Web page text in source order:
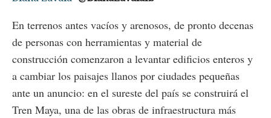
En terrenos antes vacíos y arenosos, de pronto decenas
de personas con herramientas y material de
construcción comenzaron a levantar edificios enteros y
a cambiar los paisajes llanos por ciudades pequeñas
ante un anuncio: en el sureste del país se construirá el
Tren Maya, una de las obras de infraestructura más